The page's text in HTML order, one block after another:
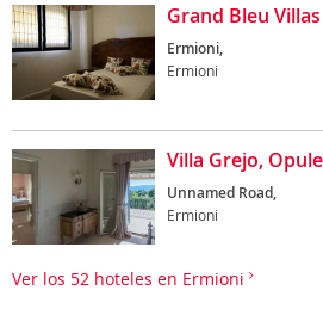
Grand Bleu Villas
Ermioni,
Ermioni
Villa Grejo,
Unnamed Road,
Ermioni
Ver los 52 hoteles en Ermioni